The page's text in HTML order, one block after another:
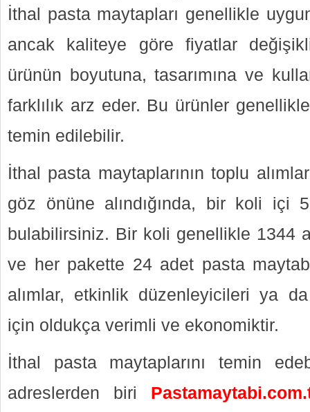
İthal pasta maytapları genellikle
ancak kaliteye göre fiyatlar
ürünün boyutuna, tasarımına ve
farklılık arz eder. Bu ürünler
temin edilebilir.
İthal pasta maytaplarının toplu
göz önüne alındığında, bir koli içi
bulabilirsiniz. Bir koli genellikle 1344
ve her pakette 24 adet pasta
alımlar, etkinlik düzenleyicileri ya
için oldukça verimli ve ekonomiktir.
İthal pasta maytaplarını temin
adreslerden biri